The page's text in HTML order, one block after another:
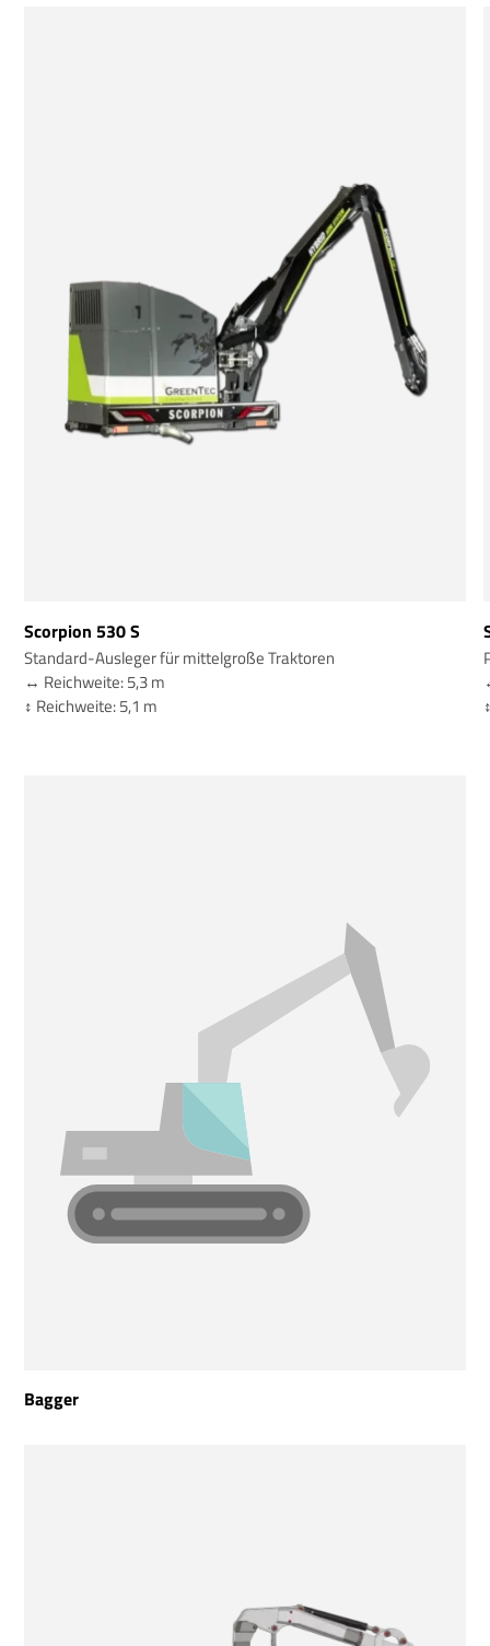
Scorpion 530 S
Standard-Ausleger für mittelgroße Traktoren
↔️ Reichweite: 5,3 m
↕️ Reichweite: 5,1 m
Bagger